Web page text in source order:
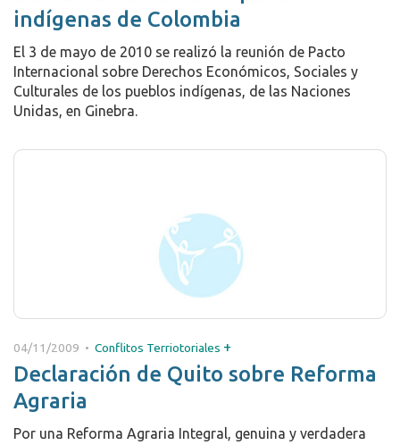
indígenas de Colombia
El 3 de mayo de 2010 se realizó la reunión de Pacto
Internacional sobre Derechos Económicos, Sociales y
Culturales de los pueblos indígenas, de las Naciones
Unidas, en Ginebra.
04/11/2009 • Conflitos Terriotoriales +
Declaración de Quito sobre Reforma
Agraria
Por una Reforma Agraria Integral, genuina y verdadera